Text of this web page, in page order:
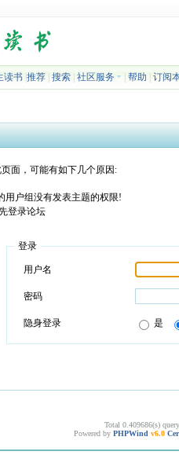
读书| 推荐| 搜索| 社区服务 帮助 订阅
面，可能有如下几个原因:
用户组没有发表主题的权限!
登录论坛
登录
用户名
密码
隐身登录 是
Total 0.409686(s)
Powered by PHPWind v6.0